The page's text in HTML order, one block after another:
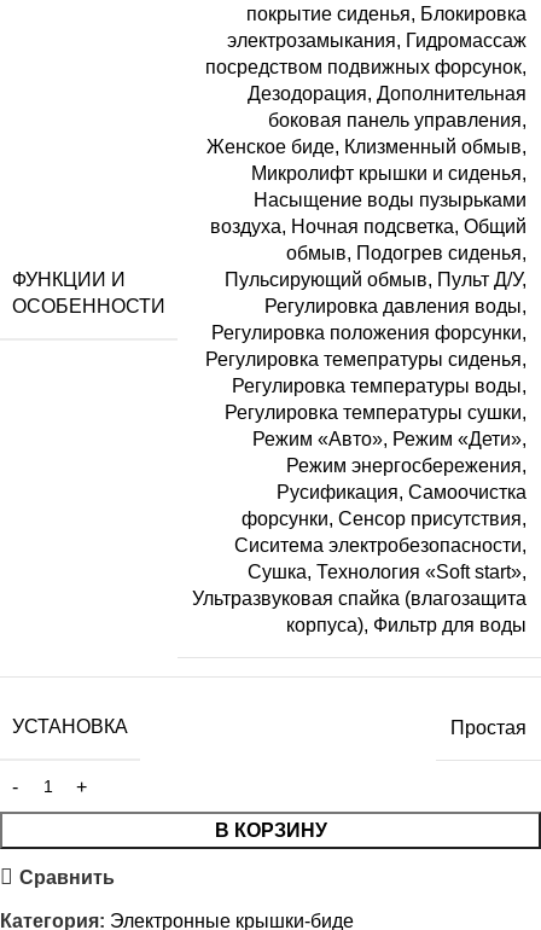
ФУНКЦИИ И
ОСОБЕННОСТИ
покрытие сиденья, Блокировка
электрозамыкания, Гидромассаж
посредством подвижных форсунок,
Дезодорация, Дополнительная
боковая панель управления,
Женское биде, Клизменный обмыв,
Микролифт крышки и сиденья,
Насыщение воды пузырьками
воздуха, Ночная подсветка, Общий
обмыв, Подогрев сиденья,
Пульсирующий обмыв, Пульт Д/У,
Регулировка давления воды,
Регулировка положения форсунки,
Регулировка темепратуры сиденья,
Регулировка температуры воды,
Регулировка температуры сушки,
Режим «Авто», Режим «Дети»,
Режим энергосбережения,
Русификация, Самоочистка
форсунки, Сенсор присутствия,
Сиситема электробезопасности,
Сушка, Технология «Soft start»,
Ультразвуковая спайка (влагозащита
корпуса), Фильтр для воды
УСТАНОВКА Простая
В КОРЗИНУ
Сравнить
Категория: Электронные крышки-биде